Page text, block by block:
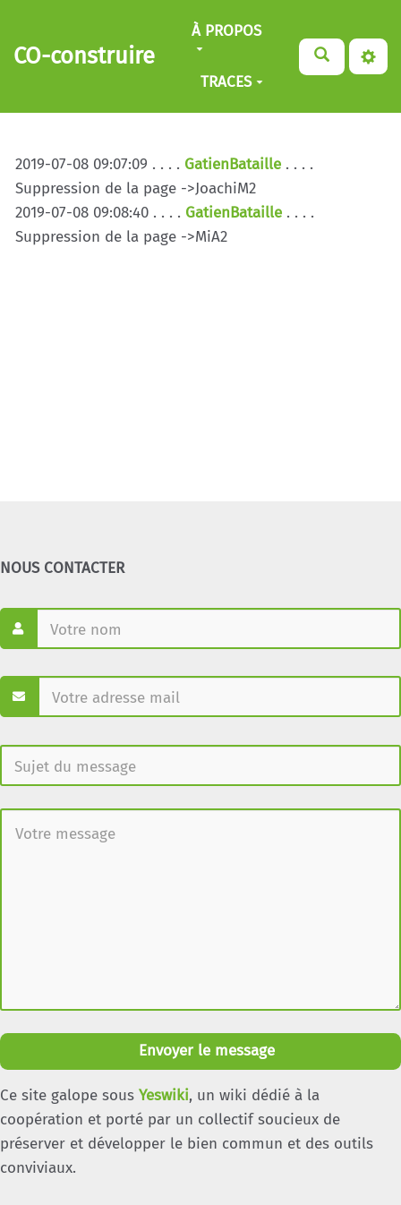
Aller au contenu principal
CO-construire
À PROPOS
TRACES
2019-07-08 09:07:09 . . . . GatienBataille . . . .
Suppression de la page ->JoachiM2
2019-07-08 09:08:40 . . . . GatienBataille . . . .
Suppression de la page ->MiA2
NOUS CONTACTER
Envoyer le message
Ce site galope sous Yeswiki, un wiki dédié à la
coopération et porté par un collectif soucieux de
préserver et développer le bien commun et des outils
conviviaux.